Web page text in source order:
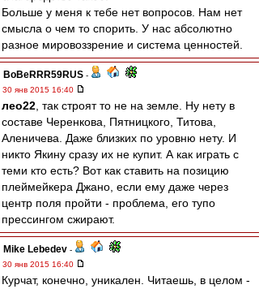
Больше у меня к тебе нет вопросов. Нам нет
смысла о чем то спорить. У нас абсолютно
разное мировоззрение и система ценностей.
BoBeRRR59RUS -
30 янв 2015 16:40
лео22 , так строят то не на земле. Ну нету в
составе Черенкова, Пятницкого, Титова,
Аленичева. Даже близких по уровню нету. И
никто Якину сразу их не купит. А как играть с
теми кто есть? Вот как ставить на позицию
плеймейкера Джано, если ему даже через
центр поля пройти - проблема, его тупо
прессингом сжирают.
Mike Lebedev -
30 янв 2015 16:40
Курчат, конечно, уникален. Читаешь, в целом -